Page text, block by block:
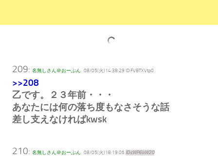
209: 名無しさん＠おーぷん 08/05(火)14:38:29 ID:FVBTXVtp0
>>208
乙です。２３年前・・・
あなたには何の落ち度もなさそうな話
差し支えなければkwsk
210: 名無しさん＠おーぷん 08/05(火)18:19:06 ID:cWP6ixW2O